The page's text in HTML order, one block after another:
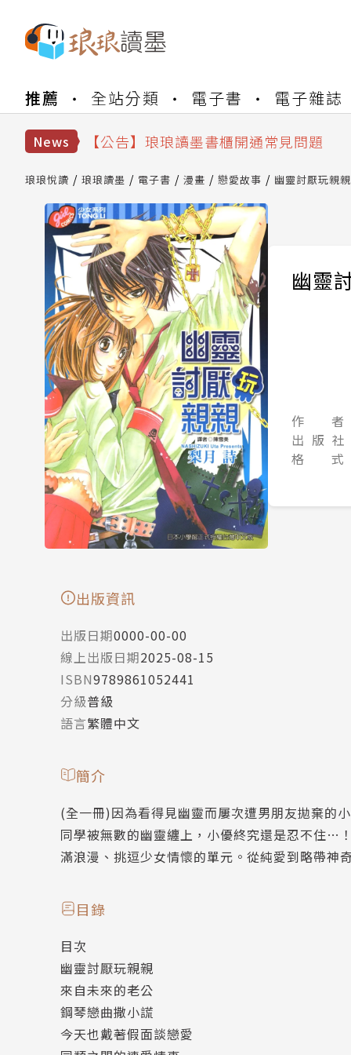
推薦 全站分類 電子書 電子雜誌
News
【公告】琅琅書店服務升級重要說明及
【公告】琅琅讀墨數位閱讀資產合併與
【公告】琅琅讀墨書櫃開通常見問題
【公告】琅琅讀墨 3 分鐘完成書櫃開通
【公告】琅琅書店服務升級重要說明及
【公告】琅琅讀墨數位閱讀資產合併與書
琅琅悅讀 琅琅讀墨 電子書 漫畫 戀愛故事 幽靈討厭玩親
幽靈
作 者
出 版 社
格 式
出版資訊
出版日期0000-00-00
線上出版日期2025-08-15
ISBN9789861052441
分級普級
語言繁體中文
簡介
(全一冊)因為看得見幽靈而屢次遭男朋友拋棄的
同學被無數的幽靈纏上，小優終究還是忍不住…
滿浪漫、挑逗少女情懷的單元。從純愛到略帶神
目錄
目次
幽靈討厭玩親親
來自未來的老公
鋼琴戀曲撒小謊
今天也戴著假面談戀愛